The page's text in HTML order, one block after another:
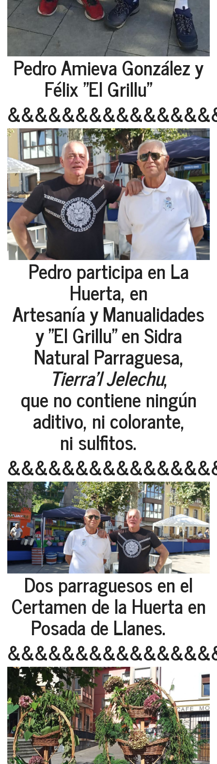
Pedro Amieva González y
Félix "El Grillu"
Pedro participa en La
Huerta, en
Artesanía y Manualidades
y "El Grillu" en Sidra
Natural Parraguesa,
Tierra'l Jelechu,
que no contiene ningún
aditivo, ni colorante,
ni sulfitos.
Dos parraguesos en el
Certamen de la Huerta en
Posada de Llanes.